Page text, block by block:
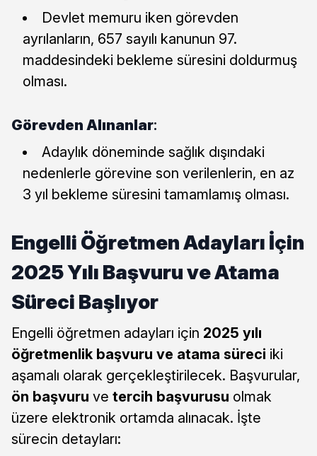
Devlet memuru iken görevden
ayrılanların, 657 sayılı kanunun 97.
maddesindeki bekleme süresini doldurmuş
olması.
Görevden Alınanlar:
Adaylık döneminde sağlık dışındaki
nedenlerle görevine son verilenlerin, en az
3 yıl bekleme süresini tamamlamış olması.
Engelli Öğretmen Adayları İçin
2025 Yılı Başvuru ve Atama
Süreci Başlıyor
Engelli öğretmen adayları için 2025 yılı
öğretmenlik başvuru ve atama süreci iki
aşamalı olarak gerçekleştirilecek. Başvurular,
ön başvuru ve tercih başvurusu olmak
üzere elektronik ortamda alınacak. İşte
sürecin detayları: